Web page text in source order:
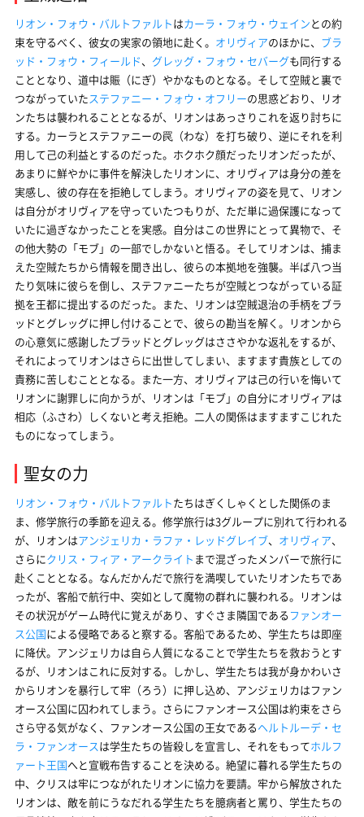
リオン・フォウ・バルトファルトはカーラ・フォウ・ウェインとの約
束を守るべく、彼女の実家の領地に赴く。 オリヴィアのほかに、 ブラ
ッド・フォウ・フィールド、 グレッグ・フォウ・セバーグも同行する
こととなり、道中は賑（にぎ）やかなものとなる。そして空賊と裏で
つながっていたステファニー・フォウ・オフリーの思惑どおり、リオ
ンたちは襲われることとなるが、リオンはあっさりこれを返り討ちに
する。カーラとステファニーの罠（わな）を打ち破り、逆にそれを利
用して己の利益とするのだった。ホクホク顔だったリオンだったが、
あまりに鮮やかに事件を解決したリオンに、オリヴィアは身分の差を
実感し、彼の存在を拒絶してしまう。オリヴィアの姿を見て、リオン
は自分がオリヴィアを守っていたつもりが、ただ単に過保護になって
いたに過ぎなかったことを実感。自分はこの世界にとって異物で、そ
の他大勢の「モブ」の一部でしかないと悟る。そしてリオンは、捕ま
えた空賊たちから情報を聞き出し、彼らの本拠地を強襲。半ば八つ当
たり気味に彼らを倒し、ステファニーたちが空賊とつながっている証
拠を王都に提出するのだった。また、リオンは空賊退治の手柄をブラ
ッドとグレッグに押し付けることで、彼らの勘当を解く。リオンから
の心意気に感謝したブラッドとグレッグはささやかな返礼をするが、
それによってリオンはさらに出世してしまい、ますます貴族としての
責務に苦しむこととなる。また一方、オリヴィアは己の行いを悔いて
リオンに謝罪しに向かうが、リオンは「モブ」の自分にオリヴィアは
相応（ふさわ）しくないと考え拒絶。二人の関係はますますこじれた
ものになってしまう。
聖女の力
リオン・フォウ・バルトファルトたちはぎくしゃくとした関係のま
ま、修学旅行の季節を迎える。修学旅行は3グループに別れて行われる
が、リオンはアンジェリカ・ラファ・レッドグレイブ、 オリヴィア、
さらにクリス・フィア・アークライト まで混ざったメンバーで旅行に
赴くこととなる。なんだかんだで旅行を満喫していたリオンたちであ
ったが、客船で航行中、突如として魔物の群れに襲われる。リオンは
その状況がゲーム時代に覚えがあり、すぐさま隣国である ファンオー
ス公国による侵略であると察する。客船であるため、学生たちは即座
に降伏。アンジェリカは自ら人質になることで学生たちを救おうとす
るが、リオンはこれに反対する。しかし、学生たちは我が身かわいさ
からリオンを暴行して牢（ろう）に押し込め、アンジェリカはファン
オース公国に囚われてしまう。さらにファンオース公国は約束をさら
さら守る気がなく、ファンオース公国の王女であるヘルトルーデ・セ
ラ・ファンオースは学生たちの皆殺しを宣言し、それをもってホルフ
ァート王国へと宣戦布告することを決める。絶望に暮れる学生たちの
中、クリスは牢につながれたリオンに協力を要請。牢から解放された
リオンは、敵を前にうなだれる学生たちを臆病者と罵り、学生たちの